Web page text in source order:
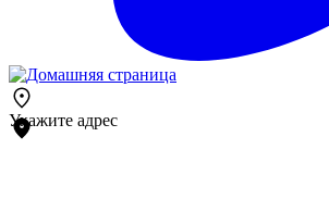
Укажите адрес